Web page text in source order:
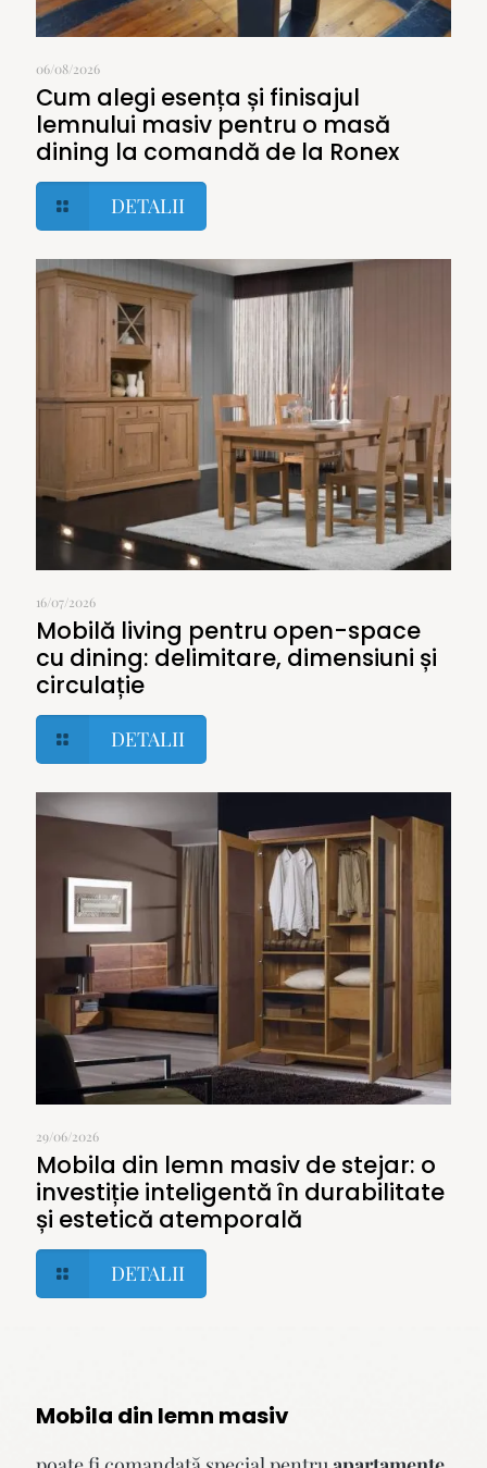
06/08/2026
Cum alegi esența și finisajul
lemnului masiv pentru o masă
dining la comandă de la Ronex
DETALII
16/07/2026
Mobilă living pentru open-space
cu dining: delimitare, dimensiuni și
circulație
DETALII
29/06/2026
Mobila din lemn masiv de stejar: o
investiție inteligentă în durabilitate
și estetică atemporală
DETALII
Mobila din lemn masiv